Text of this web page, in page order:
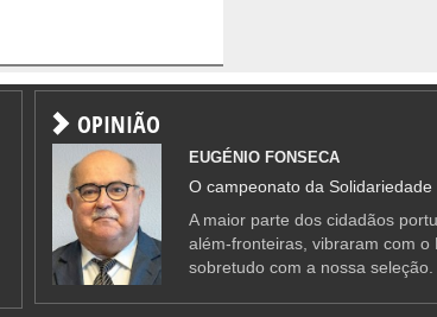
OPINIÃO
EUGÉNIO FONSECA
O campeonato da Solidariedade
A maior parte dos cidadãos
além-fronteiras, vibraram com o
sobretudo com a nossa seleção.